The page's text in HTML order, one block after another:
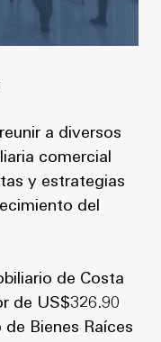
a diversos
comercial
y estrategias
del
de Costa
de US$326.90
Bienes Raíces